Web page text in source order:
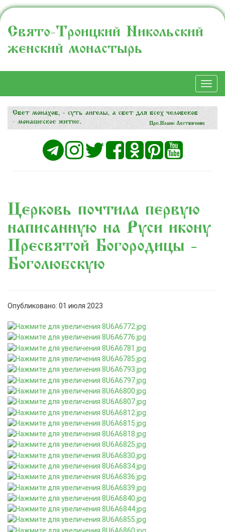
Свято-Троицкий Никольский
женский монастырь
Церковь почтила первую
написанную на Руси икону
Пресвятой Богородицы -
«Боголюбскую»
Опубликовано: 01 июля 2023